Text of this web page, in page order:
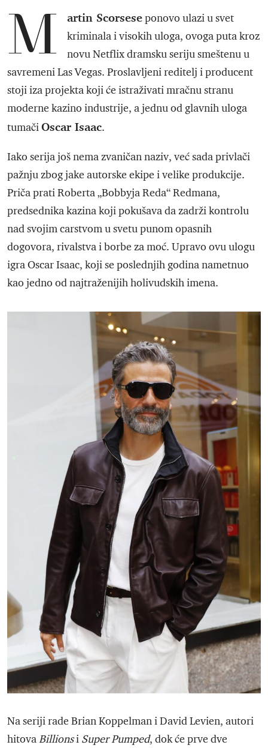
M artin Scorseseponovo ulazi u svet
kriminala i visokih uloga, ovoga puta kroz
novu Netflix dramsku seriju smeštenu u
savremeni Las Vegas. Proslavljeni reditelj i producent
stoji iza projekta koji će istraživati mračnu stranu
moderne kazino industrije, a jednu od glavnih uloga
tumačiOscar Isaac.
Iako serija još nema zvaničan naziv, već sada privlači
pažnju zbog jake autorske ekipe i velike produkcije.
Priča prati Roberta „Bobbyja Reda“ Redmana,
predsednika kazina koji pokušava da zadrži kontrolu
nad svojim carstvom u svetu punom opasnih
dogovora, rivalstva i borbe za moć. Upravo ovu ulogu
igra Oscar Isaac, koji se poslednjih godina nametnuo
kao jedno od najtraženijih holivudskih imena.
Na seriji rade Brian Koppelman i David Levien, autori
hitovaBillionsi Super Pumped, dok će prve dve